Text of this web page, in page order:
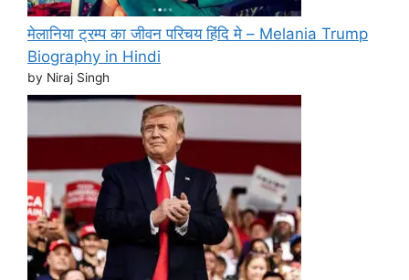
मेलानिया ट्रम्प का जीवन परिचय हिंदि मे – Melania Trump
Biography in Hindi
by Niraj Singh